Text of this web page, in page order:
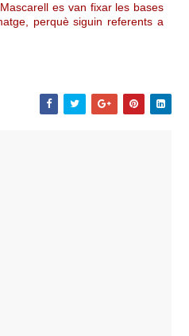
es van fixar les bases
perquè siguin referents a